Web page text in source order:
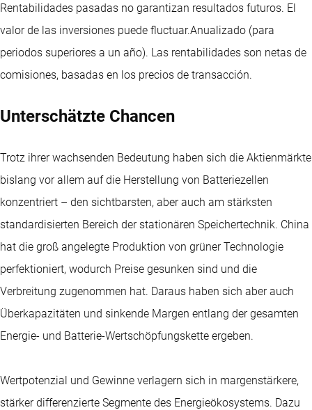
Rentabilidades pasadas no garantizan resultados futuros. El
valor de las inversiones puede fluctuar.Anualizado (para
periodos superiores a un año). Las rentabilidades son netas de
comisiones, basadas en los precios de transacción.
Unterschätzte Chancen
Trotz ihrer wachsenden Bedeutung haben sich die Aktienmärkte
bislang vor allem auf die Herstellung von Batteriezellen
konzentriert – den sichtbarsten, aber auch am stärksten
standardisierten Bereich der stationären Speichertechnik. China
hat die groß angelegte Produktion von grüner Technologie
perfektioniert, wodurch Preise gesunken sind und die
Verbreitung zugenommen hat. Daraus haben sich aber auch
Überkapazitäten und sinkende Margen entlang der gesamten
Energie- und Batterie-Wertschöpfungskette ergeben.
Wertpotenzial und Gewinne verlagern sich in margenstärkere,
stärker differenzierte Segmente des Energieökosystems. Dazu